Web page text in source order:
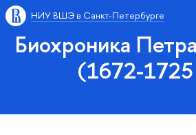
НИУ ВШЭ в Санкт-Петербурге
Биохроника
(1672-1725